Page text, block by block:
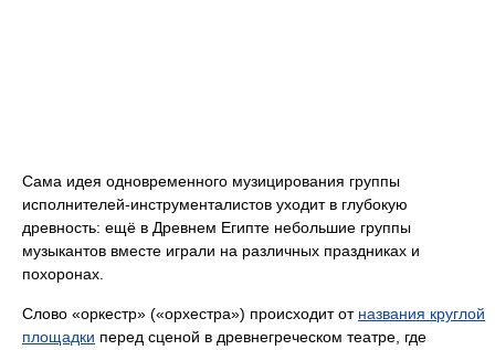
Сама идея одновременного музицирования группы
исполнителей-инструменталистов уходит в глубокую
древность: ещё в Древнем Египте небольшие группы
музыкантов вместе играли на различных праздниках и
похоронах.
Слово «оркестр» («орхестра») происходит от названия круглой
площадки перед сценой в древнегреческом театре, где